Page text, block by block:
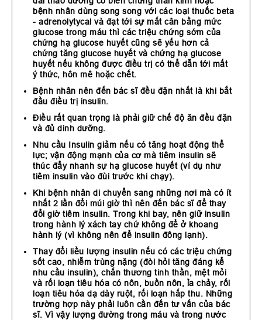
bệnh nhân dùng song song với các loại thuốc beta
- adrenolytycal và đạt tới sự mất cân bằng mức
glucose trong máu thì các triệu chứng sớm của
chứng hạ glucose huyết cũng sẽ yếu hơn cả
chứng tăng glucose huyết và chứng hạ glucose
huyết nếu không được điều trị có thể dẫn tới mất
ý thức, hôn mê hoặc chết.
Bệnh nhân nên đến bác sĩ đều đặn nhất là khi bắt
đầu điều trị insulin.
Điều rất quan trọng là phải giữ chế độ ăn đều đặn
và đủ dinh dưỡng.
Nhu cầu Insulin giảm nếu có tăng hoạt động thể
lực; vận động mạnh của cơ mà tiêm insulin sẽ
thúc đẩy nhanh sự hạ glucose huyết (ví dụ như
tiêm insulin vào đùi trước khi chạy).
Khi bệnh nhân di chuyển sang những nơi mà có ít
nhất 2 lần đổi múi giờ thì nên đến bác sĩ để thay
đổi giờ tiêm insulin. Trong khi bay, nên giữ insulin
trong hành lý xách tay chứ không để ở khoang
hành lý (vì không nên để insulin đông lạnh).
Thay đổi liều lượng insulin nếu có các triệu chứng
sốt cao, nhiễm trùng nặng (đòi hỏi tăng đáng kể
nhu cầu insulin), chấn thương tinh thần, mệt mỏi
và rối loạn tiêu hóa có nôn, buồn nôn, ỉa chảy, rối
loạn tiêu hóa dạ dày ruột, rối loạn hấp thu. Những
trường hợp này phải luôn cần đến tư vấn của bác
sĩ. Vì vậy lượng đường trong máu và trong nước